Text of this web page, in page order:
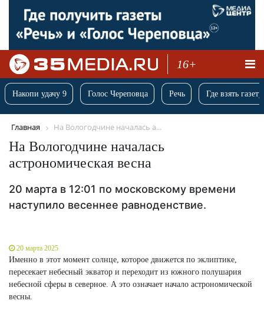
16+
Накопи удачу 9 Голос Череповца Речь Где взять
Главная На Вологодчине началась а...
На Вологодчине началась
астрономическая весна
20 марта в 12:01 по московскому времени
наступило весеннее равноденствие.
20 марта 2025
Именно в этот момент солнце, которое движется по эклиптике,
пересекает небесный экватор и переходит из южного полушария
небесной сферы в северное. А это означает начало астрономической
весны.